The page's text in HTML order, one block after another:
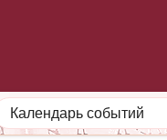
Календарь событий